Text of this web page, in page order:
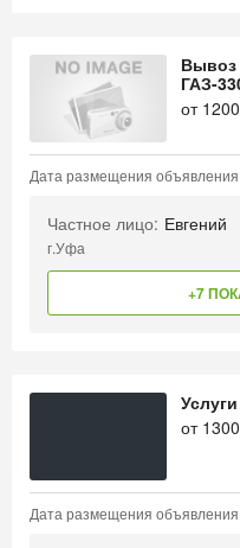
Вывоз
ГАЗ-
от 1200
Дата размещения
Частное лицо: Евгений
г.Уфа
+7
от 1300
Дата размещения